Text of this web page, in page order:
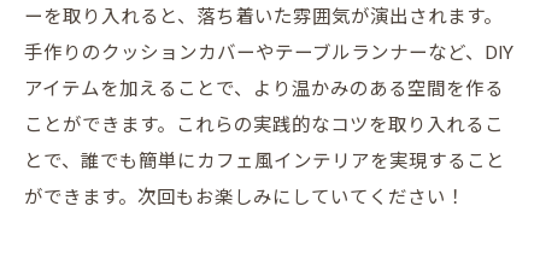
カフェ風インテリアに合うカーテンとブラ
インドの選び方
自然光を利用したリラックス空間の演出
窓際のインテリアアレンジでカフェ風空間
を実現
ーを取り入れると、落ち着いた雰囲気が演出されます。
手作りのクッションカバーやテーブルランナーなど、DIY
アイテムを加えることで、より温かみのある空間を作る
ことができます。これらの実践的なコツを取り入れるこ
とで、誰でも簡単にカフェ風インテリアを実現すること
ができます。次回もお楽しみにしていてください！